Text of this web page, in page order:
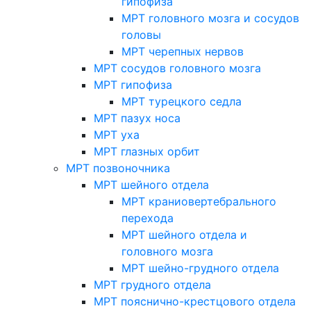
МРТ головного мозга и сосудов
головы
МРТ черепных нервов
МРТ сосудов головного мозга
МРТ гипофиза
МРТ турецкого седла
МРТ пазух носа
МРТ уха
МРТ глазных орбит
МРТ позвоночника
МРТ шейного отдела
МРТ краниовертебрального
перехода
МРТ шейного отдела и
головного мозга
МРТ шейно-грудного отдела
МРТ грудного отдела
МРТ пояснично-крестцового отдела